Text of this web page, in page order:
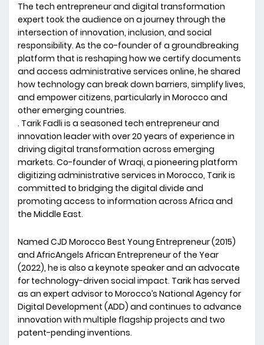
The tech entrepreneur and digital transformation
expert took the audience on a journey through the
intersection of innovation, inclusion, and social
responsibility. As the co-founder of a groundbreaking
platform that is reshaping how we certify documents
and access administrative services online, he shared
how technology can break down barriers, simplify lives,
and empower citizens, particularly in Morocco and
other emerging countries.
. Tarik Fadli is a seasoned tech entrepreneur and
innovation leader with over 20 years of experience in
driving digital transformation across emerging
markets. Co-founder of Wraqi, a pioneering platform
digitizing administrative services in Morocco, Tarik is
committed to bridging the digital divide and
promoting access to information across Africa and
the Middle East.
Named CJD Morocco Best Young Entrepreneur (2015)
and AfricAngels African Entrepreneur of the Year
(2022), he is also a keynote speaker and an advocate
for technology-driven social impact. Tarik has served
as an expert advisor to Morocco’s National Agency for
Digital Development (ADD) and continues to advance
innovation with multiple flagship projects and two
patent-pending inventions.